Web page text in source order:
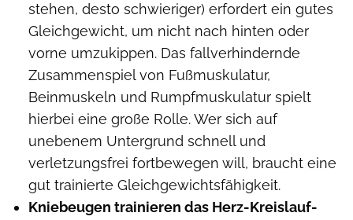
stehen, desto schwieriger) erfordert ein gutes
Gleichgewicht, um nicht nach hinten oder
vorne umzukippen. Das fallverhindernde
Zusammenspiel von Fußmuskulatur,
Beinmuskeln und Rumpfmuskulatur spielt
hierbei eine große Rolle. Wer sich auf
unebenem Untergrund schnell und
verletzungsfrei fortbewegen will, braucht eine
gut trainierte Gleichgewichtsfähigkeit.
Kniebeugen trainieren das Herz-Kreislauf-